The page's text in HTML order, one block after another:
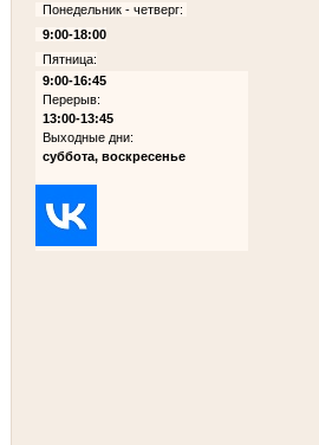
Понедельник - четверг:
9:00-18:00
Пятница:
9:00-16:45
Перерыв:
13:00-13:45
Выходные дни:
суббота, воскресенье